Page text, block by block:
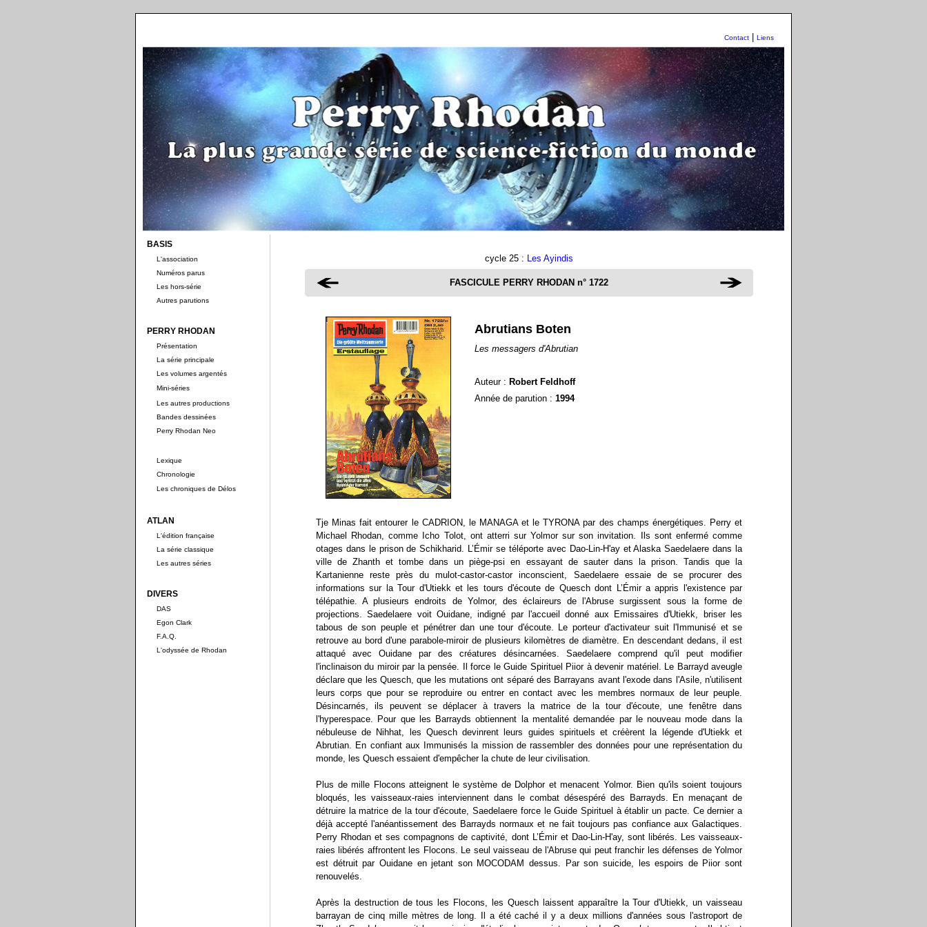
Contact Liens
BASIS
L'association
Numéros parus
Les hors-série
Autres parutions
PERRY RHODAN
Présentation
La série principale
Les volumes argentés
Mini-séries
Les autres productions
Bandes dessinées
Perry Rhodan Neo
Lexique
Chronologie
Les chroniques de Délos
ATLAN
L'édition française
La série classique
Les autres séries
DIVERS
DAS
Egon Clark
F.A.Q.
L'odyssée de Rhodan
cycle 25 : Les Ayindis
FASCICULE PERRY RHODAN n° 1722
Abrutians Boten
Les messagers d'Abrutian
Auteur : Robert Feldhoff
Année de parution : 1994
Tje Minas fait entourer le CADRION, le MANAGA et le TYRONA par des champs énergétiques. Perry et
Michael Rhodan, comme Icho Tolot, ont atterri sur Yolmor sur son invitation. Ils sont enfermé comme
otages dans le prison de Schikharid. L’Émir se téléporte avec Dao-Lin-H'ay et Alaska Saedelaere dans la
ville de Zhanth et tombe dans un piège-psi en essayant de sauter dans la prison. Tandis que la
Kartanienne reste près du mulot-castor-castor inconscient, Saedelaere essaie de se procurer des
informations sur la Tour d'Utiekk et les tours d'écoute de Quesch dont L’Émir a appris l'existence par
télépathie. A plusieurs endroits de Yolmor, des éclaireurs de l'Abruse surgissent sous la forme de
projections. Saedelaere voit Ouidane, indigné par l'accueil donné aux Emissaires d'Utiekk, briser les
tabous de son peuple et pénétrer dan une tour d'écoute. Le porteur d'activateur suit l'Immunisé et se
retrouve au bord d'une parabole-miroir de plusieurs kilomètres de diamètre. En descendant dedans, il est
attaqué avec Ouidane par des créatures désincarnées. Saedelaere comprend qu'il peut modifier
l'inclinaison du miroir par la pensée. Il force le Guide Spirituel Piior à devenir matériel. Le Barrayd aveugle
déclare que les Quesch, que les mutations ont séparé des Barrayans avant l'exode dans l'Asile, n'utilisent
leurs corps que pour se reproduire ou entrer en contact avec les membres normaux de leur peuple.
Désincarnés, ils peuvent se déplacer à travers la matrice de la tour d'écoute, une fenêtre dans
l'hyperespace. Pour que les Barrayds obtiennent la mentalité demandée par le nouveau mode dans la
nébuleuse de Nihhat, les Quesch devinrent leurs guides spirituels et créèrent la légende d'Utiekk et
Abrutian. En confiant aux Immunisés la mission de rassembler des données pour une représentation du
monde, les Quesch essaient d'empêcher la chute de leur civilisation.
Plus de mille Flocons atteignent le système de Dolphor et menacent Yolmor. Bien qu'ils soient toujours
bloqués, les vaisseaux-raies interviennent dans le combat désespéré des Barrayds. En menaçant de
détruire la matrice de la tour d'écoute, Saedelaere force le Guide Spirituel à établir un pacte. Ce dernier a
déjà accepté l'anéantissement des Barrayds normaux et ne fait toujours pas confiance aux Galactiques.
Perry Rhodan et ses compagnons de captivité, dont L’Émir et Dao-Lin-H'ay, sont libérés. Les vaisseaux-
raies libérés affrontent les Flocons. Le seul vaisseau de l'Abruse qui peut franchir les défenses de Yolmor
est détruit par Ouidane en jetant son MOCODAM dessus. Par son suicide, les espoirs de Piior sont
renouvelés.
Après la destruction de tous les Flocons, les Quesch laissent apparaître la Tour d'Utiekk, un vaisseau
barrayan de cinq mille mètres de long. Il a été caché il y a deux millions d'années sous l'astroport de